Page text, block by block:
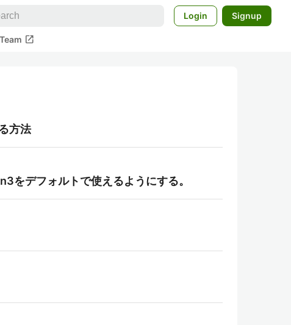
Login Signup
open_in_new
方法
をデフォルトで使えるようにする。